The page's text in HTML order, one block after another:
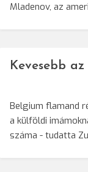
Mladenov, az
Kevesebb
Belgium flamand
a külföldi
száma - tudatta